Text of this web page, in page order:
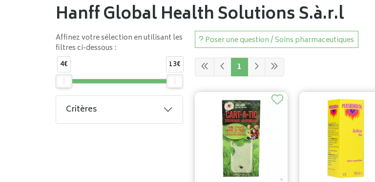
Hanff Global Health Solutions S.à.r.l
Poser une question / Soins pharmaceutiques
1
Affinez votre sélection en utilisant les
filtres ci-dessous :
4€
13€
Critères